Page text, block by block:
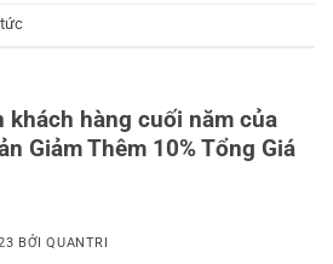
hàng cuối năm của
Giảm Thêm 10% Tổng Giá
BỞIQUANTRI